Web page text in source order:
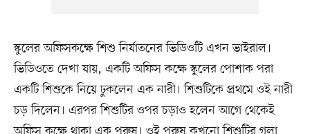
স্কুলের অফিসকক্ষে শিশু নির্যাতনের ভিডিওটি এখন ভাইরাল।
ভিডিওতে দেখা যায়, একটি অফিস কক্ষে স্কুলের পোশাক পরা
একটি শিশুকে নিয়ে ঢুকলেন এক নারী। শিশুটিকে প্রথমে ওই নারী
চড় দিলেন। এরপর শিশুটির ওপর চড়াও হলেন আগে থেকেই